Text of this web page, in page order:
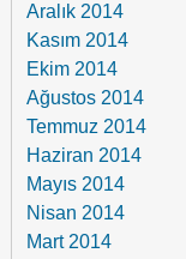
Aralık 2014
Kasım 2014
Ekim 2014
Ağustos 2014
Temmuz 2014
Haziran 2014
Mayıs 2014
Nisan 2014
Mart 2014